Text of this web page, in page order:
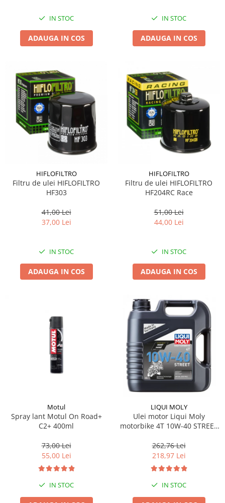
IN STOC
ADAUGA IN COS
IN STOC
ADAUGA IN COS
HIFLOFILTRO
Filtru de ulei HIFLOFILTRO
HF303
41,00 Lei
37,00 Lei
IN STOC
ADAUGA IN COS
HIFLOFILTRO
Filtru de ulei HIFLOFILTRO
HF204RC Race
51,00 Lei
44,00 Lei
IN STOC
ADAUGA IN COS
Motul
Spray lant Motul On Road+
C2+ 400ml
73,00 Lei
55,00 Lei
IN STOC
LIQUI MOLY
Ulei motor Liqui Moly
motorbike 4T 10W-40 STREET
262,76 Lei
218,97 Lei
IN STOC